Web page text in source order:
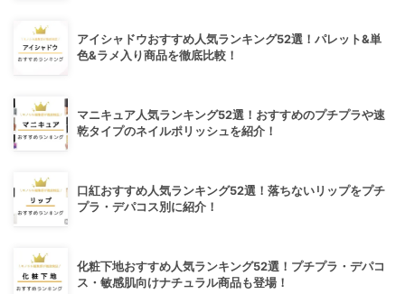
アイシャドウおすすめ人気ランキング52選！パレット&単
色&ラメ入り商品を徹底比較！
マニキュア人気ランキング52選！おすすめのプチプラや速
乾タイプのネイルポリッシュを紹介！
口紅おすすめ人気ランキング52選！落ちないリップをプチ
プラ・デパコス別に紹介！
化粧下地おすすめ人気ランキング52選！プチプラ・デパコ
ス・敏感肌向けナチュラル商品も登場！